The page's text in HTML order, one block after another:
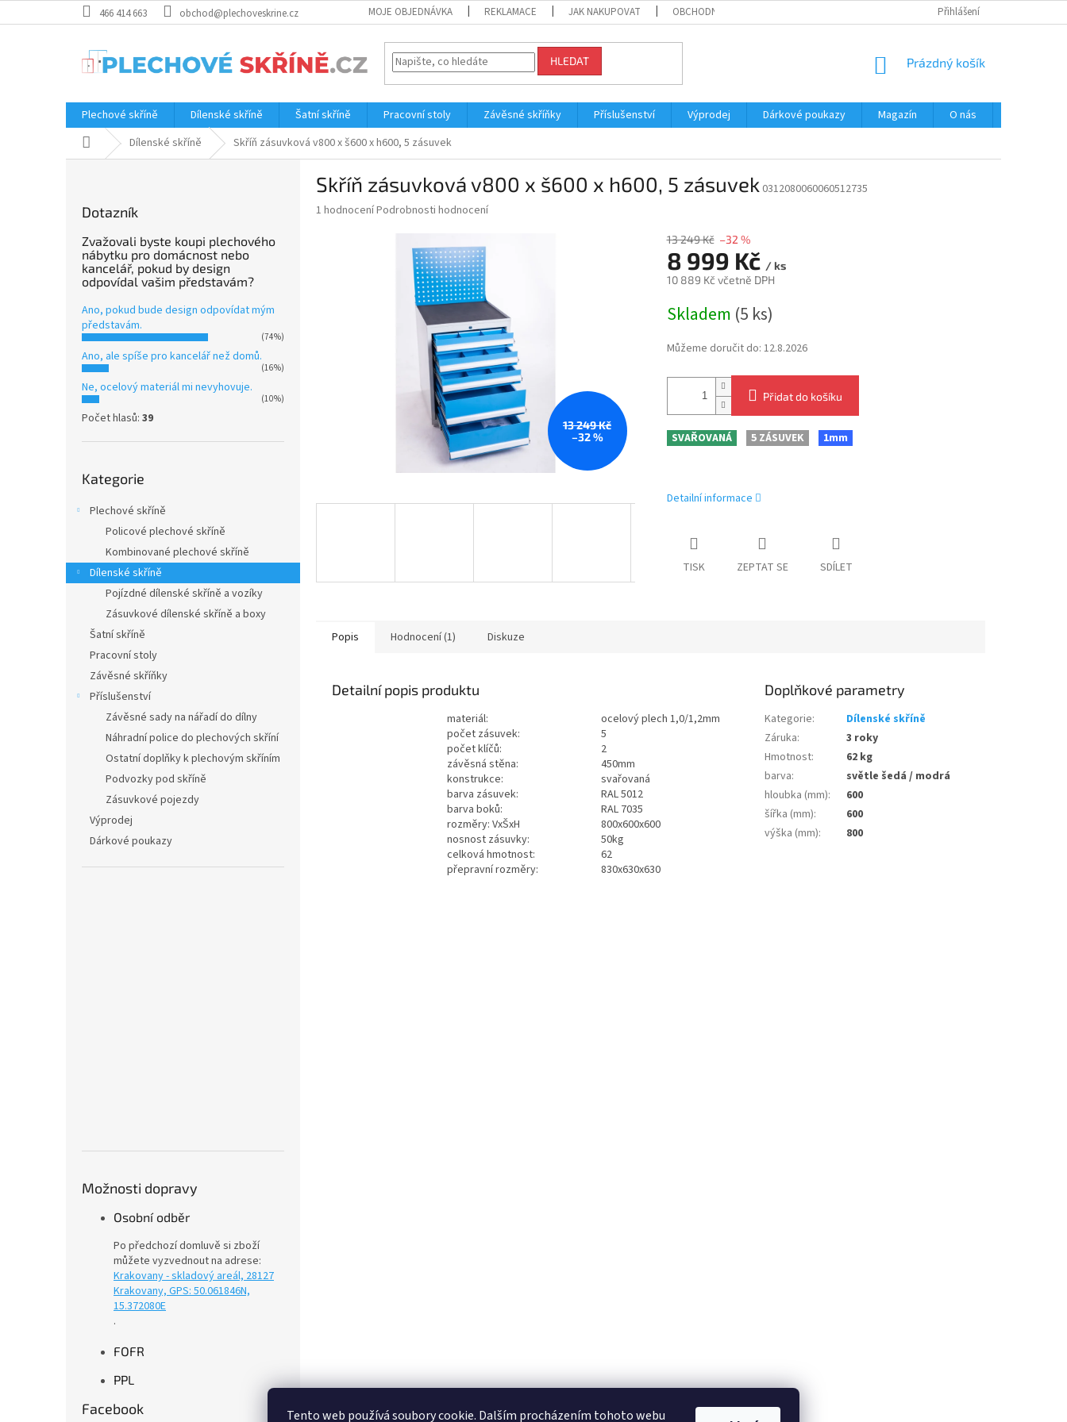
Tento web používá soubory cookie. Dalším procházením tohoto webu
na
466 414 663 obchod@plechoveskrine.cz MOJE OBJEDNÁVKA REKLAMACE JAK NAKUPOVAT OBCHODNÍ PODMÍNKY Přihlášení
HLEDAT
NÁKUPNÍ
Prázdný košík
Plechové skříně Dílenské skříně Šatní skříně Pracovní stoly Závěsné skříňky Příslušenství Výprodej Dárkové poukazy Magazín O nás
Domů Dílenské skříně Skříň zásuvková v800 x š600 x h600, 5 zásuvek
Dotazník
Zvažovali byste koupi plechového
nábytku pro domácnost nebo
kancelář, pokud by design
odpovídal vašim představám?
Ano, pokud bude design odpovídat mým
představám.
(74%)
Ano, ale spíše pro kancelář než domů.
(16%)
Ne, ocelový materiál mi nevyhovuje.
(10%)
Počet hlasů: 39
kategorie
Kategorie
Plechové skříně
Policové plechové skříně
Kombinované plechové skříně
Dílenské skříně
Pojízdné dílenské skříně a vozíky
Zásuvkové dílenské skříně a boxy
Šatní skříně
Pracovní stoly
Závěsné skříňky
Příslušenství
Závěsné sady na nářadí do dílny
Náhradní police do plechových skříní
Ostatní doplňky k plechovým skříním
Podvozky pod skříně
Zásuvkové pojezdy
Výprodej
Dárkové poukazy
Možnosti dopravy
Osobní odběr
Po předchozí domluvě si zboží
můžete vyzvednout na adrese:
Krakovany - skladový areál, 28127
Krakovany, GPS: 50.061846N,
15.372080E
.
FOFR
PPL
Facebook
Skříň zásuvková v800 x š600 x h600, 5 zásuvek 0312080060060512735
Průměrné
1 hodnoceníPodrobnosti hodnocení
13 249 Kč
–32 %
13 249 Kč –32 %
8 999 Kč / ks
10 889 Kč včetně DPH
cena:
Skladem (5 ks)
Můžeme doručit do: 12.8.2026
Přidat do košíku
SVAŘOVANÁ 5 ZÁSUVEK 1mm
Detailní informace
TISK ZEPTAT SE SDÍLET
Popis Hodnocení (1) Diskuze
Detailní popis produktu
materiál:
ocelový plech 1,0/1,2mm
počet zásuvek:
5
počet klíčů:
2
závěsná stěna:
450mm
konstrukce:
svařovaná
barva zásuvek:
RAL 5012
barva boků:
RAL 7035
rozměry: VxŠxH
800x600x600
nosnost zásuvky:
50kg
celková hmotnost:
62
přepravní rozměry:
830x630x630
Doplňkové parametry
Kategorie:
Dílenské skříně
Záruka:
3 roky
Hmotnost:
62 kg
barva:
světle šedá / modrá
hloubka (mm):
600
šířka (mm):
600
výška (mm): 800